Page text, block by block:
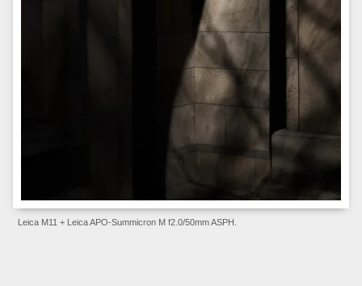
Leica M11 + Leica APO-Summicron M f2.0/50mm ASPH.